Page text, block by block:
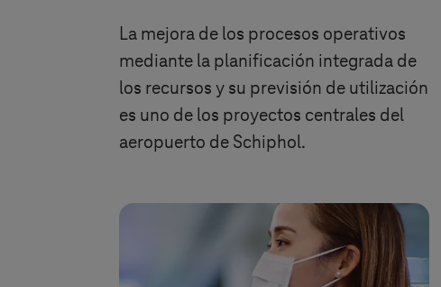
La mejora de los procesos operativos
mediante la planificación integrada de
los recursos y su previsión de utilización
es uno de los proyectos centrales del
aeropuerto de Schiphol.